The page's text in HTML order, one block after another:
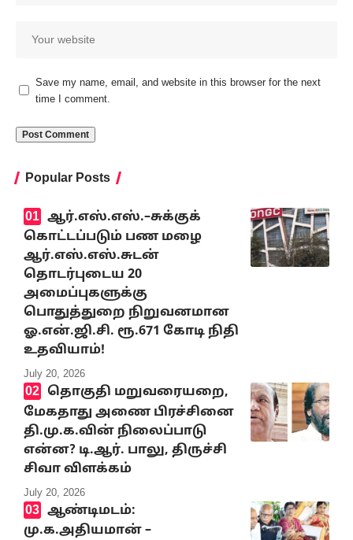
Save my name, email, and website in this browser for the next
time I comment.
Popular Posts
ஆர்.எஸ்.எஸ்.–சுக்குக்
கொட்டப்படும் பண மழை
ஆர்.எஸ்.எஸ்.சுடன்
தொடர்புடைய 20
அமைப்புகளுக்கு
பொதுத்துறை நிறுவனமான
ஓ.என்.ஜி.சி. ரூ.671 கோடி நிதி
உதவியாம்!
July 20, 2026
தொகுதி மறுவரையறை,
மேகதாது அணை பிரச்சினை
தி.மு.க.வின் நிலைப்பாடு
என்ன? டி.ஆர். பாலு, திருச்சி
சிவா விளக்கம்
July 20, 2026
ஆண்டிமடம்:
மு.க.அதியமான் –